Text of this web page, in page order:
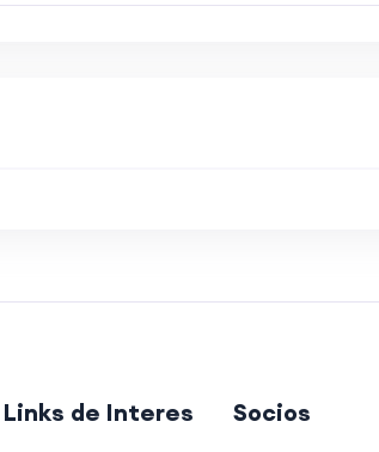
Links de Interes Socios